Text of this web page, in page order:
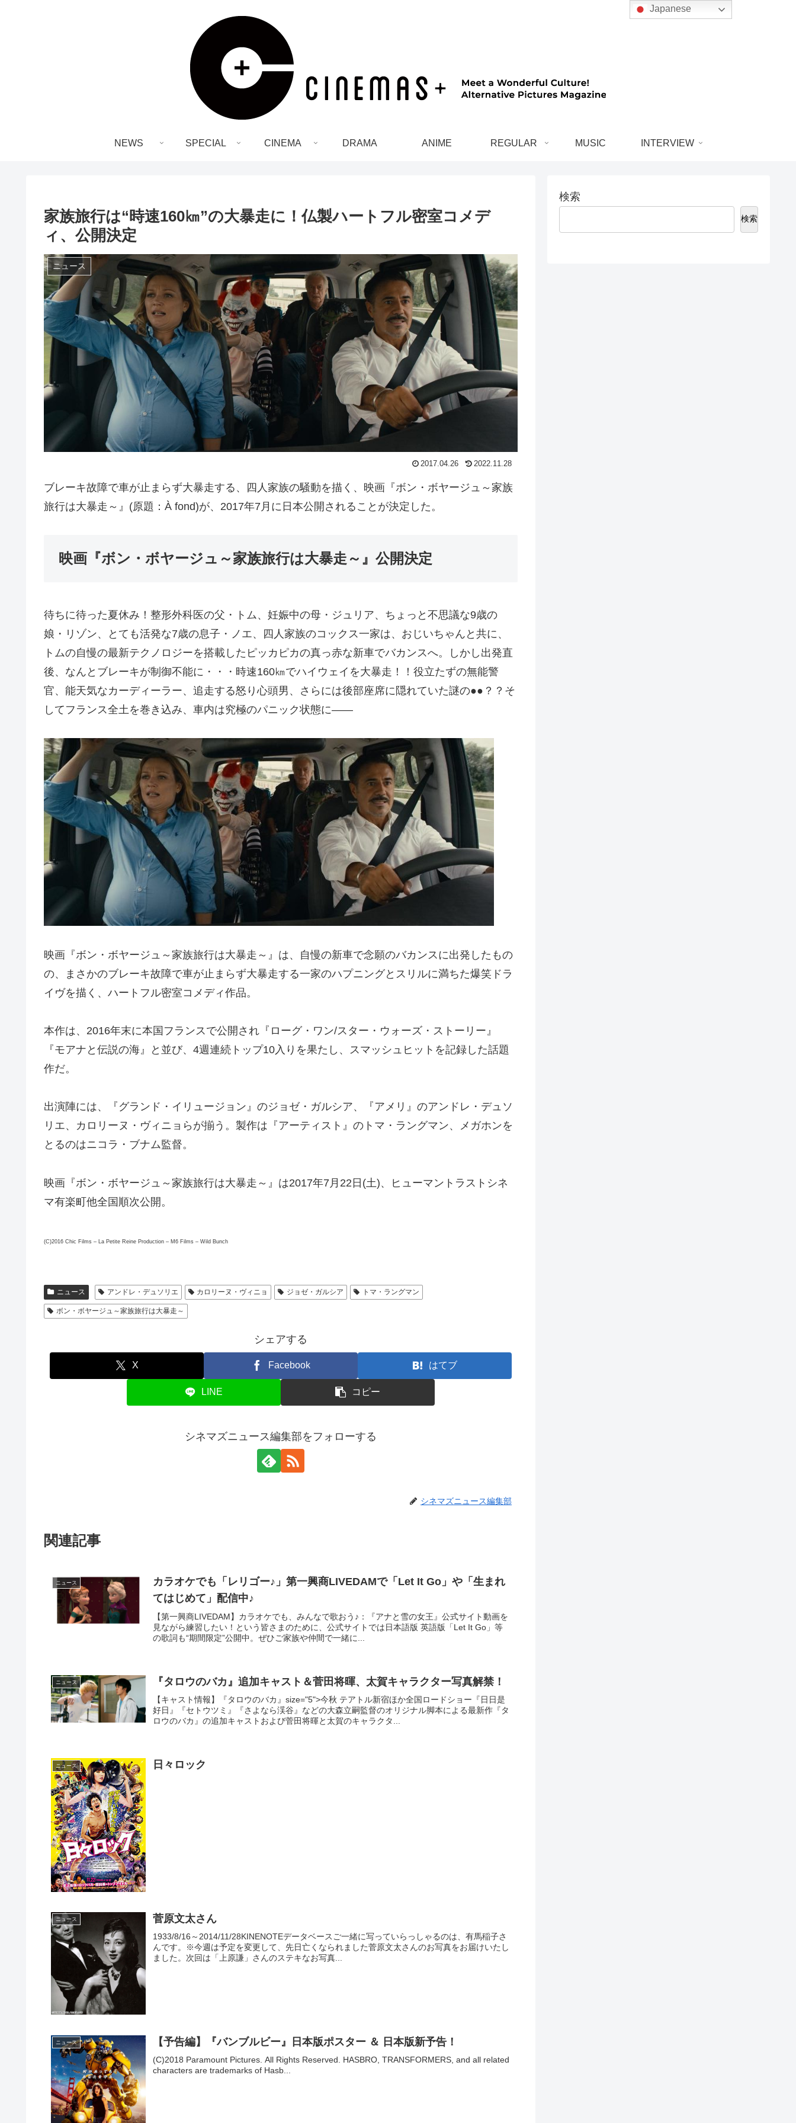
NEWS SPECIAL CINEMA DRAMA ANIME REGULAR MUSIC INTERVIEW
家族旅行は“時速160㎞”の大暴走に！仏製ハートフル密室コメデ
ィ、公開決定
ニュース
2017.04.26 2022.11.28
ブレーキ故障で車が止まらず大暴走する、四人家族の騒動を描く、映画『ボン・ボヤージュ～家族
旅行は大暴走～』(原題：À fond)が、2017年7月に日本公開されることが決定した。
映画『ボン・ボヤージュ～家族旅行は大暴走～』公開決定
待ちに待った夏休み！整形外科医の父・トム、妊娠中の母・ジュリア、ちょっと不思議な9歳の
娘・リゾン、とても活発な7歳の息子・ノエ、四人家族のコックス一家は、おじいちゃんと共に、
トムの自慢の最新テクノロジーを搭載したピッカピカの真っ赤な新車でバカンスへ。しかし出発直
後、なんとブレーキが制御不能に・・・時速160㎞でハイウェイを大暴走！！役立たずの無能警
官、能天気なカーディーラー、追走する怒り心頭男、さらには後部座席に隠れていた謎の●●？？そ
してフランス全土を巻き込み、車内は究極のパニック状態に――
映画『ボン・ボヤージュ～家族旅行は大暴走～』は、自慢の新車で念願のバカンスに出発したもの
の、まさかのブレーキ故障で車が止まらず大暴走する一家のハプニングとスリルに満ちた爆笑ドラ
イヴを描く、ハートフル密室コメディ作品。
本作は、2016年末に本国フランスで公開され『ローグ・ワン/スター・ウォーズ・ストーリー』
『モアナと伝説の海』と並び、4週連続トップ10入りを果たし、スマッシュヒットを記録した話題
作だ。
出演陣には、『グランド・イリュージョン』のジョゼ・ガルシア、『アメリ』のアンドレ・デュソ
リエ、カロリーヌ・ヴィニョらが揃う。製作は『アーティスト』のトマ・ラングマン、メガホンを
とるのはニコラ・ブナム監督。
映画『ボン・ボヤージュ～家族旅行は大暴走～』は2017年7月22日(土)、ヒューマントラストシネ
マ有楽町他全国順次公開。
(C)2016 Chic Films – La Petite Reine Production – M6 Films – Wild Bunch
ニュース アンドレ・デュソリエ カロリーヌ・ヴィニョ ジョゼ・ガルシア トマ・ラングマン
ボン・ボヤージュ～家族旅行は大暴走～
シェアする
X Facebook はてブ
LINE コピー
シネマズニュース編集部をフォローする
シネマズニュース編集部
関連記事
ニュース
カラオケでも「レリゴー♪」第一興商LIVEDAMで「Let It Go」や「生まれ
てはじめて」配信中♪
【第一興商LIVEDAM】カラオケでも、みんなで歌おう♪：『アナと雪の女王』公式サイト動画を
見ながら練習したい！という皆さまのために、公式サイトでは日本語版 英語版「Let It Go」等
の歌詞も“期間限定”公開中。ぜひご家族や仲間で一緒に...
ニュース 『タロウのバカ』追加キャスト＆菅田将暉、太賀キャラクター写真解禁！
【キャスト情報】『タロウのバカ』size="5">今秋 テアトル新宿ほか全国ロードショー『日日是
好日』『セトウツミ』『さよなら渓谷』などの大森立嗣監督のオリジナル脚本による最新作『タ
ロウのバカ』の追加キャストおよび菅田将暉と太賀のキャラクタ...
ニュース 日々ロック
ニュース 菅原文太さん
1933/8/16～2014/11/28KINENOTEデータベースご一緒に写っていらっしゃるのは、有馬稲子さ
んです。※今週は予定を変更して、先日亡くなられました菅原文太さんのお写真をお届けいたし
ました。次回は「上原謙」さんのステキなお写真...
ニュース 【予告編】『バンブルビー』日本版ポスター ＆ 日本版新予告！
(C)2018 Paramount Pictures. All Rights Reserved. HASBRO, TRANSFORMERS, and all related
characters are trademarks of Hasb...
検索
検索
Japanese